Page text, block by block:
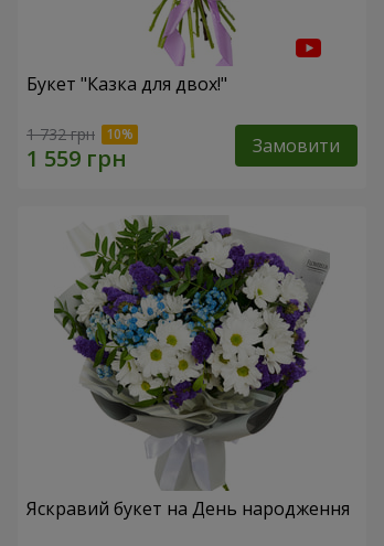
Букет "Казка для двох!"
1 732 грн Замовити
Яскравий букет на День народження